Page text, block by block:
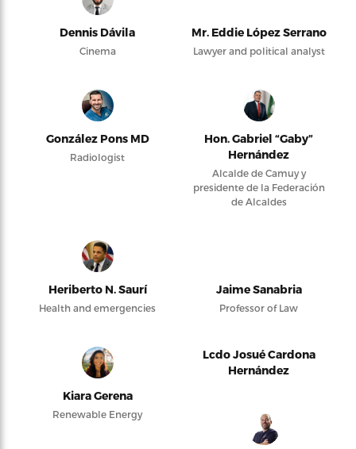
Dennis Dávila
Cinema
Mr. Eddie López Serrano
Lawyer and political analyst
González Pons MD
Radiologist
Hon. Gabriel “Gaby”
Hernández
Alcalde de Camuy y
presidente de la Federación
de Alcaldes
Heriberto N. Saurí
Health and emergencies
Jaime Sanabria
Professor of Law
Kiara Gerena
Renewable Energy
Lcdo Josué Cardona
Hernández